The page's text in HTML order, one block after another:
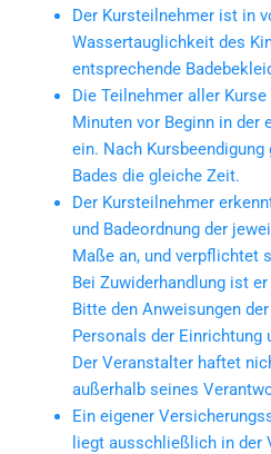
Der Kursteilnehmer ist in
Wassertauglichkeit des
entsprechende
Die Teilnehmer aller
Minuten vor Beginn in der
ein. Nach
Bades die gleiche Zeit.
Der Kursteilnehmer
und Badeordnung der
Maße an, und verpflichtet
Bei Zuwiderhandlung ist
Bitte den Anweisungen
Personals der Einrichtung
Der Veranstalter haftet
außerhalb seines
Ein eigener
liegt ausschließlich in der